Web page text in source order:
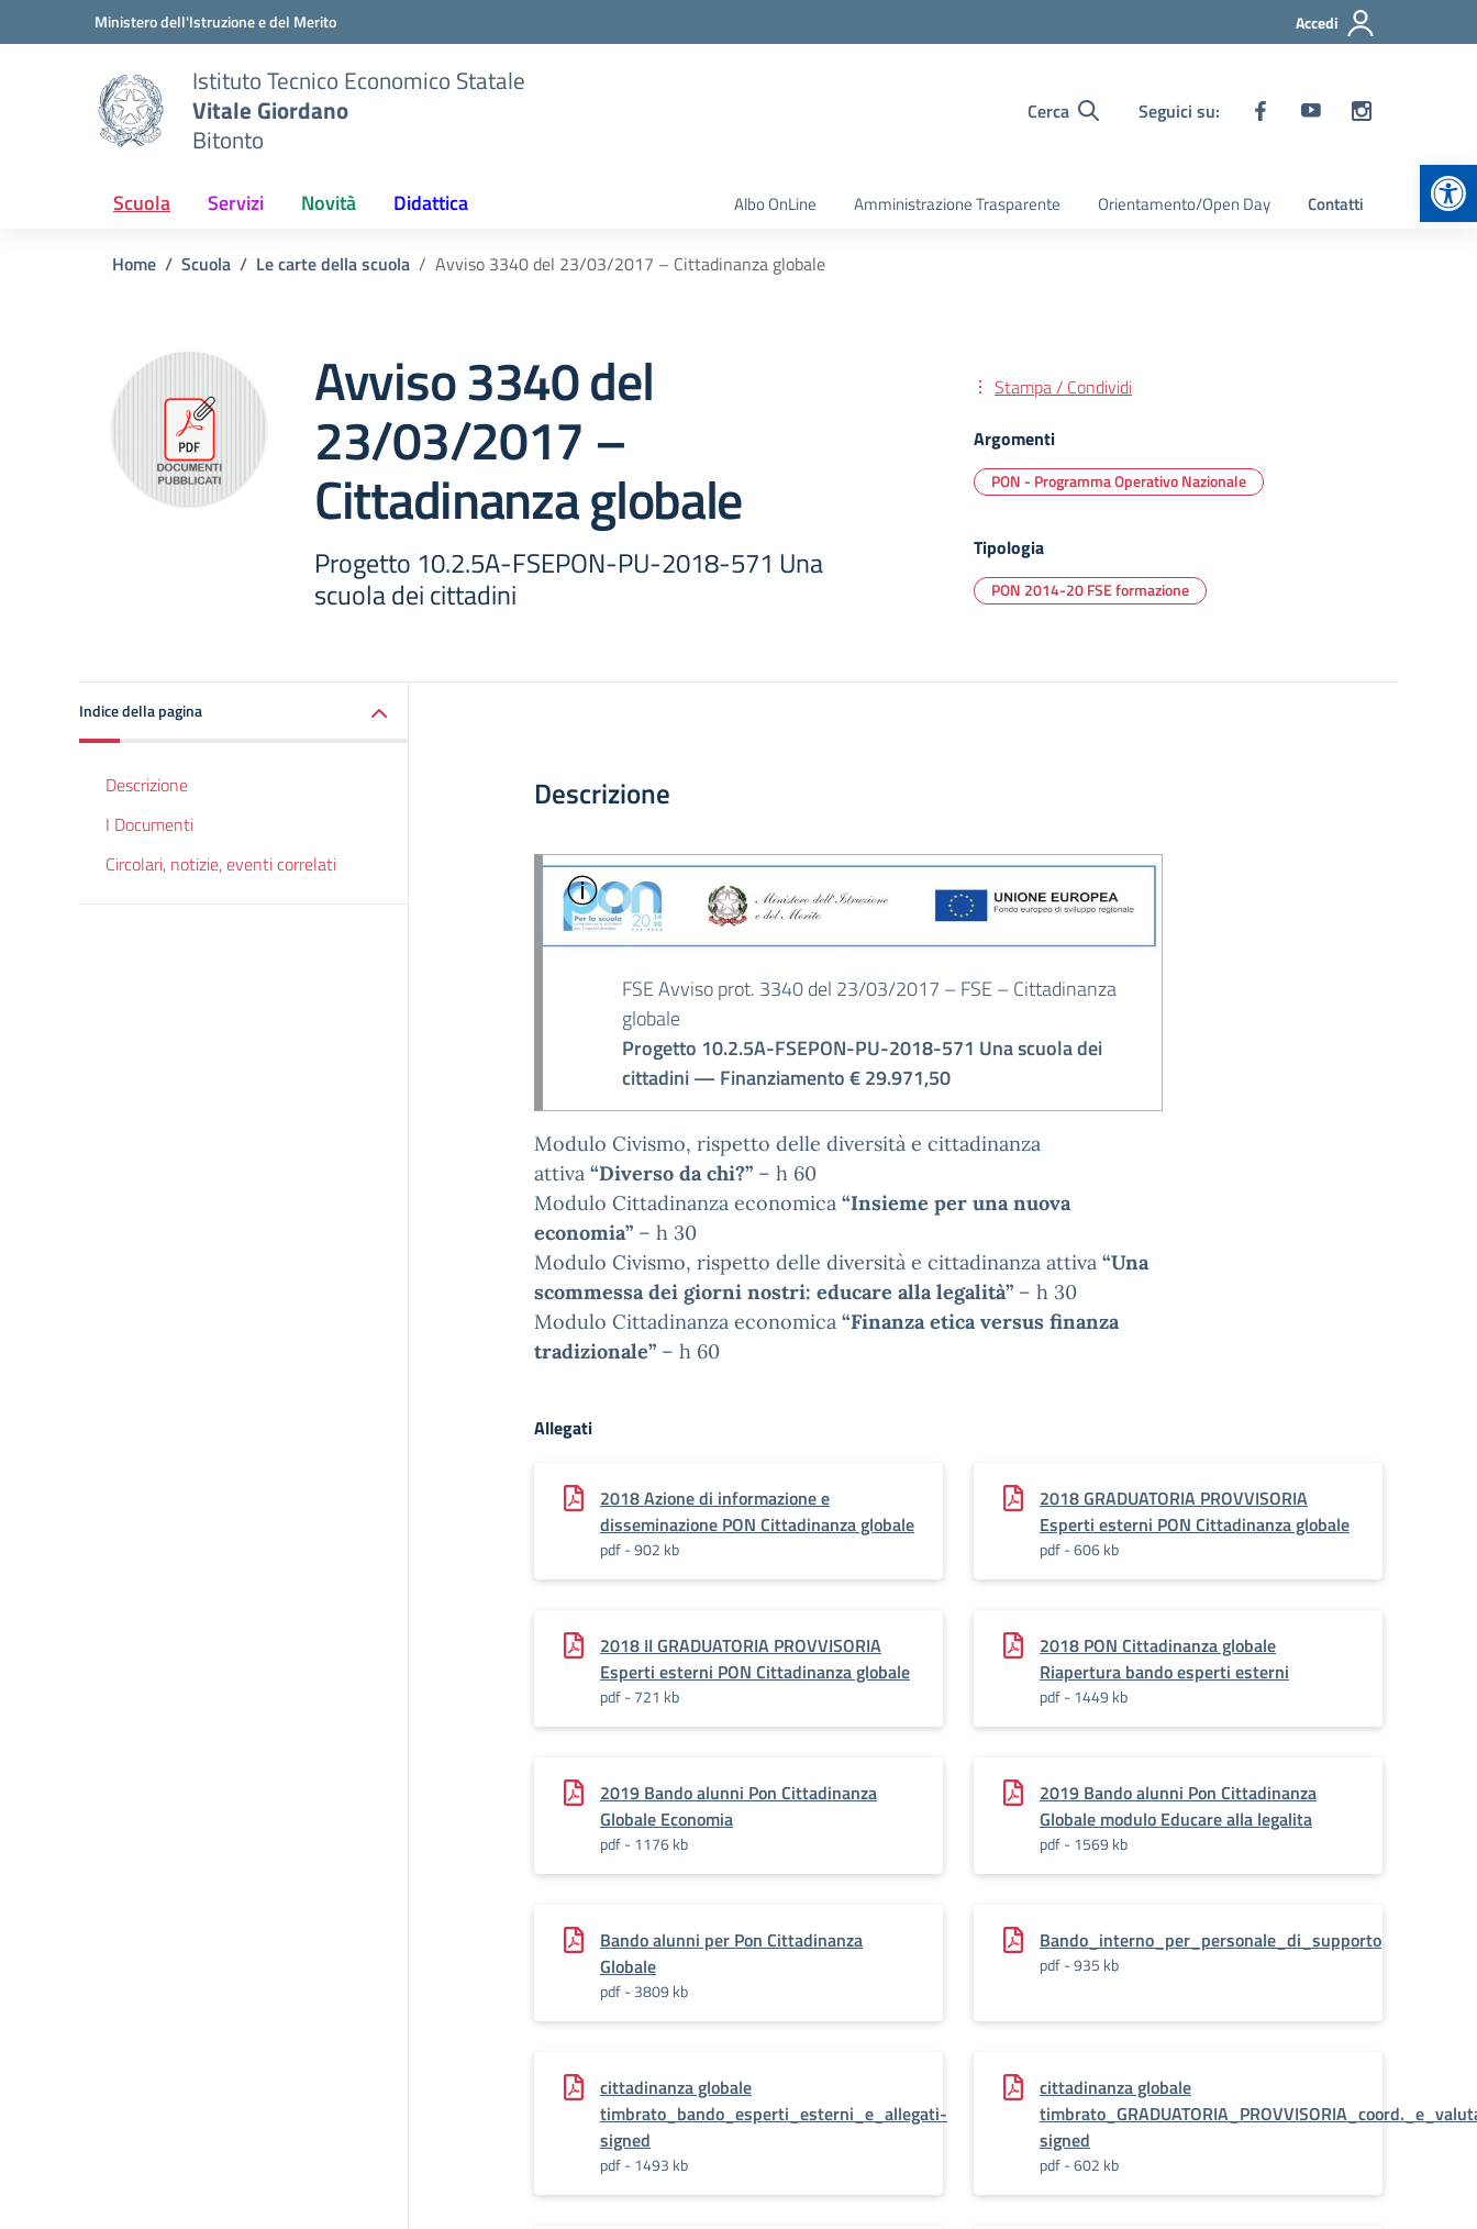
Vai ai contenuti
Vai al menu di navigazioneMinistero dell'Istruzione e del Merito Accedi
Istituto Tecnico Economico Statale
Vitale Giordano
Bitonto
Cerca Seguici su:
Scuola Servizi Novità Didattica Albo OnLine Amministrazione Trasparente Orientamento/Open Day Contatti
Home Scuola Le carte della scuola Avviso 3340 del 23/03/2017 – Cittadinanza globale
Avviso 3340 del
23/03/2017 –
Cittadinanza globale
Progetto 10.2.5A-FSEPON-PU-2018-571 Una
scuola dei cittadini
Stampa / Condividi
Argomenti
PON - Programma Operativo Nazionale
Tipologia
PON 2014-20 FSE formazione
Indice della pagina
Descrizione
I Documenti
Circolari, notizie, eventi correlati
Descrizione
FSE Avviso prot. 3340 del 23/03/2017 – FSE – Cittadinanza
globale
Progetto 10.2.5A-FSEPON-PU-2018-571 Una scuola dei
cittadini — Finanziamento € 29.971,50
Modulo Civismo, rispetto delle diversità e cittadinanza
attiva “Diverso da chi?” – h 60
Modulo Cittadinanza economica “Insieme per una nuova
economia” – h 30
Modulo Civismo, rispetto delle diversità e cittadinanza attiva “Una
scommessa dei giorni nostri: educare alla legalità” – h 30
Modulo Cittadinanza economica “Finanza etica versus finanza
tradizionale” – h 60
Allegati
2018 Azione di informazione e
disseminazione PON Cittadinanza globale
pdf - 902 kb
2018 GRADUATORIA PROVVISORIA
Esperti esterni PON Cittadinanza globale
pdf - 606 kb
2018 II GRADUATORIA PROVVISORIA
Esperti esterni PON Cittadinanza globale
pdf - 721 kb
2018 PON Cittadinanza globale
Riapertura bando esperti esterni
pdf - 1449 kb
2019 Bando alunni Pon Cittadinanza
Globale Economia
pdf - 1176 kb
2019 Bando alunni Pon Cittadinanza
Globale modulo Educare alla legalita
pdf - 1569 kb
Bando alunni per Pon Cittadinanza
Globale
pdf - 3809 kb
Bando_interno_per_personale_di_supporto
pdf - 935 kb
cittadinanza globale
timbrato_bando_esperti_esterni_e_allegati-
signed
pdf - 1493 kb
cittadinanza globale
signed
pdf - 602 kb